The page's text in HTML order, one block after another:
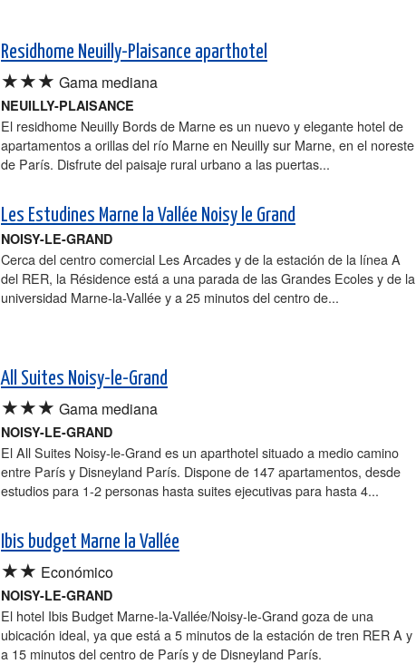
Residhome Neuilly-Plaisance aparthotel
★★★ Gama mediana
NEUILLY-PLAISANCE
El residhome Neuilly Bords de Marne es un nuevo y elegante hotel de
apartamentos a orillas del río Marne en Neuilly sur Marne, en el noreste
de París. Disfrute del paisaje rural urbano a las puertas...
Les Estudines Marne la Vallée Noisy le Grand
NOISY-LE-GRAND
Cerca del centro comercial Les Arcades y de la estación de la línea A
del RER, la Résidence está a una parada de las Grandes Ecoles y de la
universidad Marne-la-Vallée y a 25 minutos del centro de...
All Suites Noisy-le-Grand
★★★ Gama mediana
NOISY-LE-GRAND
El All Suites Noisy-le-Grand es un aparthotel situado a medio camino
entre París y Disneyland París. Dispone de 147 apartamentos, desde
estudios para 1-2 personas hasta suites ejecutivas para hasta 4...
Ibis budget Marne la Vallée
★★ Económico
NOISY-LE-GRAND
El hotel Ibis Budget Marne-la-Vallée/Noisy-le-Grand goza de una
ubicación ideal, ya que está a 5 minutos de la estación de tren RER A y
a 15 minutos del centro de París y de Disneyland París.